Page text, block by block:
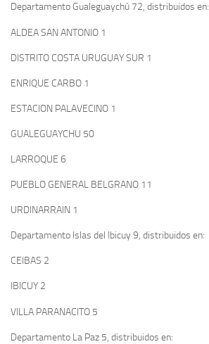
Departamento Gualeguaychú 72, distribuidos en:
ALDEA SAN ANTONIO 1
DISTRITO COSTA URUGUAY SUR 1
ENRIQUE CARBO 1
ESTACION PALAVECINO 1
GUALEGUAYCHU 50
LARROQUE 6
PUEBLO GENERAL BELGRANO 11
URDINARRAIN 1
Departamento Islas del Ibicuy 9, distribuidos en:
CEIBAS 2
IBICUY 2
VILLA PARANACITO 5
Departamento La Paz 5, distribuidos en: